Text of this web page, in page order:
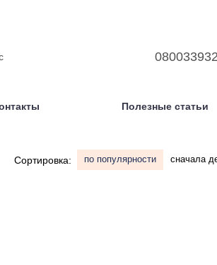
Полезные статьи
Сортировка: по популярности сначала